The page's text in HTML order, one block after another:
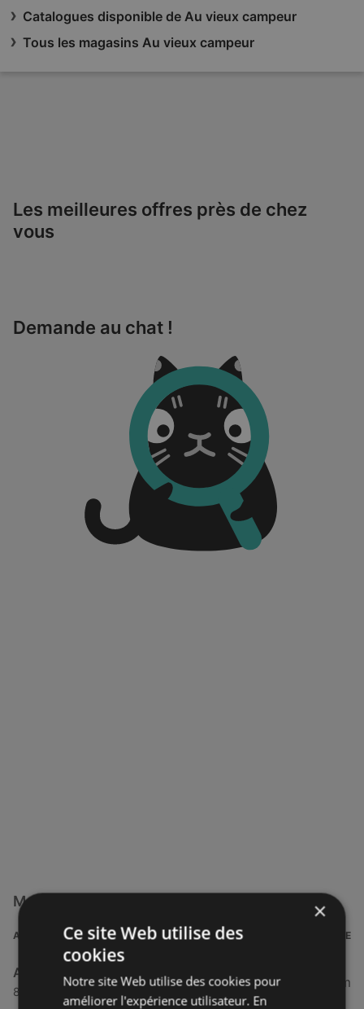
Catalogues disponible de Au vieux campeur
Tous les magasins Au vieux campeur
Les meilleures offres près de chez
vous
Demande au chat !
Magasins Au vieux campeur à proximité
ADRESSE DISTANCE
Au vieux campeur
80/80bis, Bd Saint-Germain, 75005 Paris
547,92 km
×
Ce site Web utilise des
cookies
Notre site Web utilise des cookies pour
améliorer l'expérience utilisateur. En